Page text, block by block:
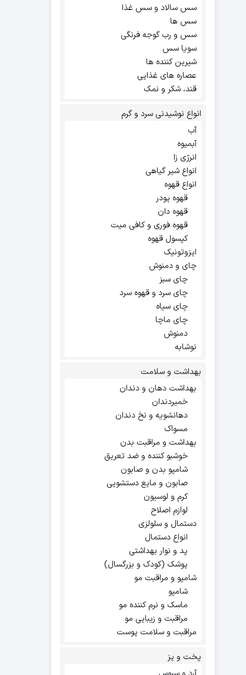
سس سالاد و سس غذا
سس ها
سس و رب گوجه فرنگی
سویا سس
شیرین کننده ها
عصاره های غذایی
قند، شکر و نمک
انواع نوشیدنی سرد و گرم
آب
آبمیوه
انرژی زا
انواع شیر گیاهی
انواع قهوه
قهوه پودر
قهوه دان
قهوه فوری و کافی میت
کپسول قهوه
ایزوتونیک
چای و دمنوش
چای سبز
چای سرد و قهوه سرد
چای سیاه
چای ماچا
دمنوش
نوشابه
بهداشت و سلامت
بهداشت دهان و دندان
خمیردندان
دهانشویه و نخ دندان
مسواک
بهداشت و مراقبت بدن
خوشبو کننده و ضد تعریق
شامپو بدن و صابون
صابون و مایع دستشویی
کرم و لوسیون
لوازم اصلاح
دستمال و سلولزی
انواع دستمال
پد و نوار بهداشتی
پوشک (کودک و بزرگسال)
شامپو و مراقبت مو
شامپو
ماسک و نرم کننده مو
مراقبت و زیبایی مو
مراقبت و سلامت پوست
پخت و پز